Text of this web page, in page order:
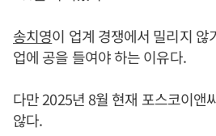
송치영이 업계 경쟁에서 밀리지 않
업에 공을 들여야 하는 이유다.
다만 2025년 8월 현재 포스코이앤
않다.